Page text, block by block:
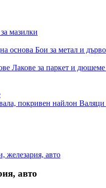
мазилки
основа Бои за метал и
Лакове за паркет и дюшеме
покривен найлон Валяци
железария, авто
авто